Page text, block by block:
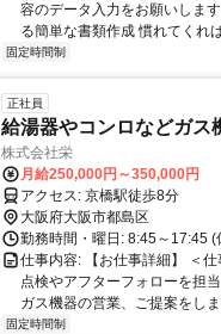
容のデータ入力をお願いしま
る簡単な書類作成 慣れてくれ
固定時間制
正社員
給湯器やコンロなどガス
株式会社栄
月給250,000円～350,000円
アクセス: 京橋駅徒歩8分
大阪府大阪市都島区
勤務時間・曜日: 8:45～17:45
仕事内容: 【お仕事詳細】 ＜
点検やアフターフォローを担
ガス機器の営業、ご提案をし
固定時間制